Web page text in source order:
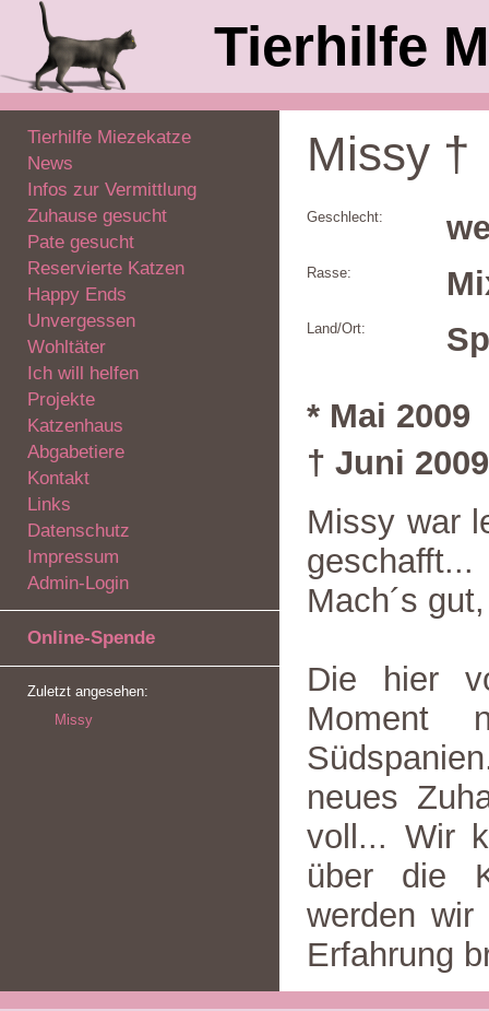
Tierhilfe
Tierhilfe Miezekatze
News
Infos zur Vermittlung
Zuhause gesucht
Pate gesucht
Reservierte Katzen
Happy Ends
Unvergessen
Wohltäter
Ich will helfen
Projekte
Katzenhaus
Abgabetiere
Kontakt
Links
Datenschutz
Impressum
Admin-Login
Online-Spende
Zuletzt angesehen:
Missy
Missy †
Geschlecht:
Rasse:
Land/Ort:
* Mai 2009
† Juni 2009
Missy war
geschafft...
Mach´s
Die hier
Moment
neues
voll... Wir
über die
werden wir
Erfahrung